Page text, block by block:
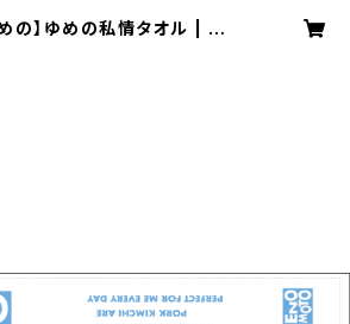
の】ゆめの私情タオル | YU